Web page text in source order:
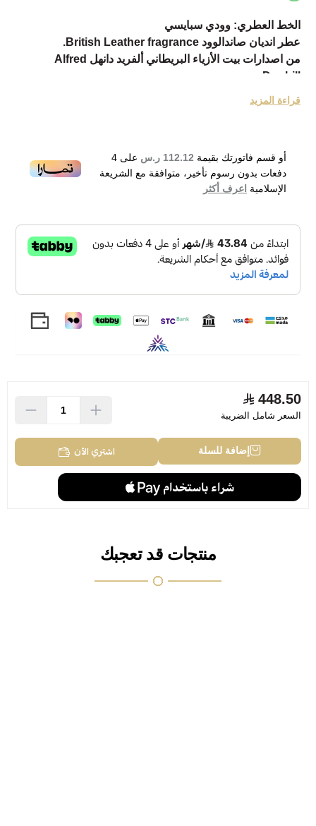
الخط العطري: وودي سبايسي
عطر انديان صاندالوود British Leather fragrance.
من اصدارات بيت الأزياء البريطاني ألفريد دانهل Alfred
Dunhill.
عطر British Leather ذكوري فاخر بعبير خشبي حار.
تم اطلاق العطر حديثاً في عام 2019.
ويتبعها قلب التكوين مع المتة الفلفل، زهر البرتقال، ورق
البنفسج والخزامى.
في حين تختتمها قاعدة العطر مع الباتشولي، الجلد، السرو،
Dunhill London Sinature Collection British Leather
Eau de Parfum 100ml
قراءة المزيد
أو قسم فاتورتك بقيمة 112.12 ر.س على 4
دفعات بدون رسوم تأخير، متوافقة مع الشريعة
الإسلامية اعرف أكثر
448.50
السعر شامل الضريبة
إضافة للسلة اشتري الآن
منتجات قد تعجبك